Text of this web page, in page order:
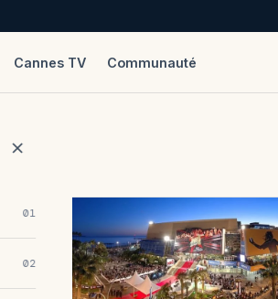
Cannes TV Communauté
01
02